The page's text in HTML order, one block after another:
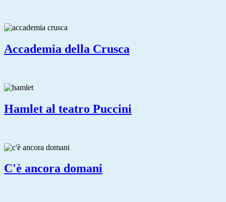
Accademia della Crusca
Hamlet al teatro Puccini
C'è ancora domani